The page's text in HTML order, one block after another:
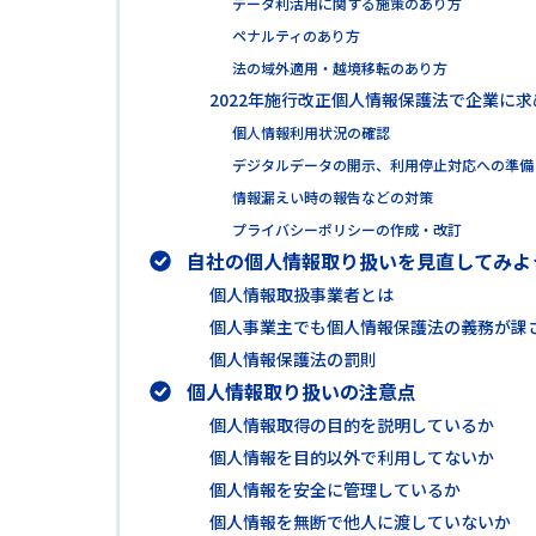
ペナルティのあり方
法の域外適用・越境移転のあり方
2022年施行改正個人情報保護法で企業に
個人情報利用状況の確認
デジタルデータの開示、利用停止対応への準備
情報漏えい時の報告などの対策
プライバシーポリシーの作成・改訂
自社の個人情報取り扱いを見直してみよ
個人情報取扱事業者とは
個人事業主でも個人情報保護法の義務が課
個人情報保護法の罰則
個人情報取り扱いの注意点
個人情報取得の目的を説明しているか
個人情報を目的以外で利用してないか
個人情報を安全に管理しているか
個人情報を無断で他人に渡していないか